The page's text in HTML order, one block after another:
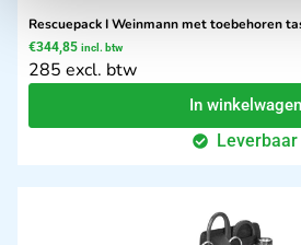
Rescuepack I Weinmann met toebehoren
€344,85 incl. btw
285 excl. btw
In winkelwagen
Leverbaar